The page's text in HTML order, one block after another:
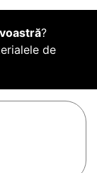
?
de